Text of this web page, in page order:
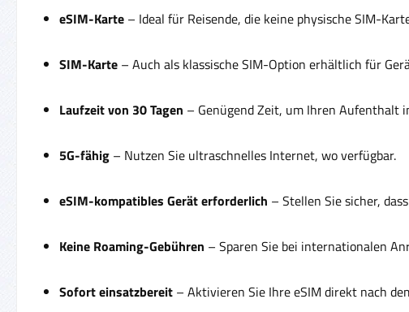
eSIM-Karte – Ideal für Reisende, die keine physische SIM-
SIM-Karte – Auch als klassische SIM-Option erhältlich für
Laufzeit von 30 Tagen – Genügend Zeit, um Ihren Aufenthalt
5G-fähig – Nutzen Sie ultraschnelles Internet, wo verfügbar.
eSIM-kompatibles Gerät erforderlich – Stellen Sie sicher,
Keine Roaming-Gebühren – Sparen Sie bei internationalen
Sofort einsatzbereit – Aktivieren Sie Ihre eSIM direkt nach